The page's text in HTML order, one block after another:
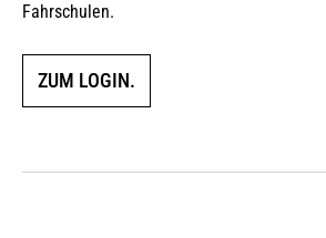
Fahrschulen.
ZUM LOGIN.